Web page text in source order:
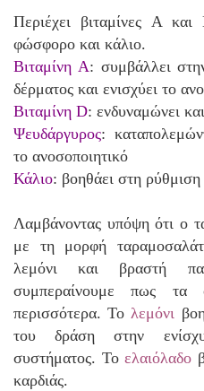
Περιέχει βιταμίνες A
φώσφορο και κάλιο.
Βιταμίνη A: συμβάλλει
δέρματος και ενισχύει το
Βιταμίνη D: ενδυναμώνει
Ψευδάργυρος:
το ανοσοποιητικό
Κάλιο: βοηθάει στη ρύθμιση
Λαμβάνοντας υπόψη ότι ο
με τη μορφή
λεμόνι και βραστή
συμπεραίνουμε πως τα
περισσότερα. Τολεμόνι
του δράση στην
συστήματος. Το ελαιόλαδο
καρδιάς.